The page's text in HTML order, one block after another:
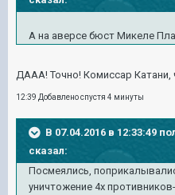
А на аверсе бюст Микеле
ДААА! Точно! Комиссар Катани,
12:39 Добавлено спустя 4 минуты
В 07.04.2016 в 12:33:49
сказал:
Посмеялись,
уничтожение 4х